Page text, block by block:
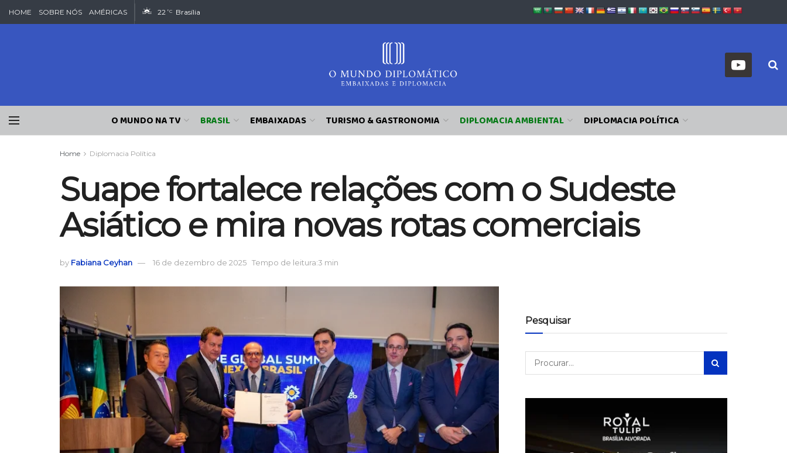
HOME SOBRE NÓS AMÉRICAS 22 °C Brasília
O MUNDO NA TV BRASIL EMBAIXADAS TURISMO & GASTRONOMIA DIPLOMACIA AMBIENTAL DIPLOMACIA POLÍTICA
Home Diplomacia Política
Suape fortalece relações com o Sudeste
Asiático e mira novas rotas comerciais
by Fabiana Ceyhan 16 de dezembro de 2025 Tempo de leitura:3 min
Pesquisar